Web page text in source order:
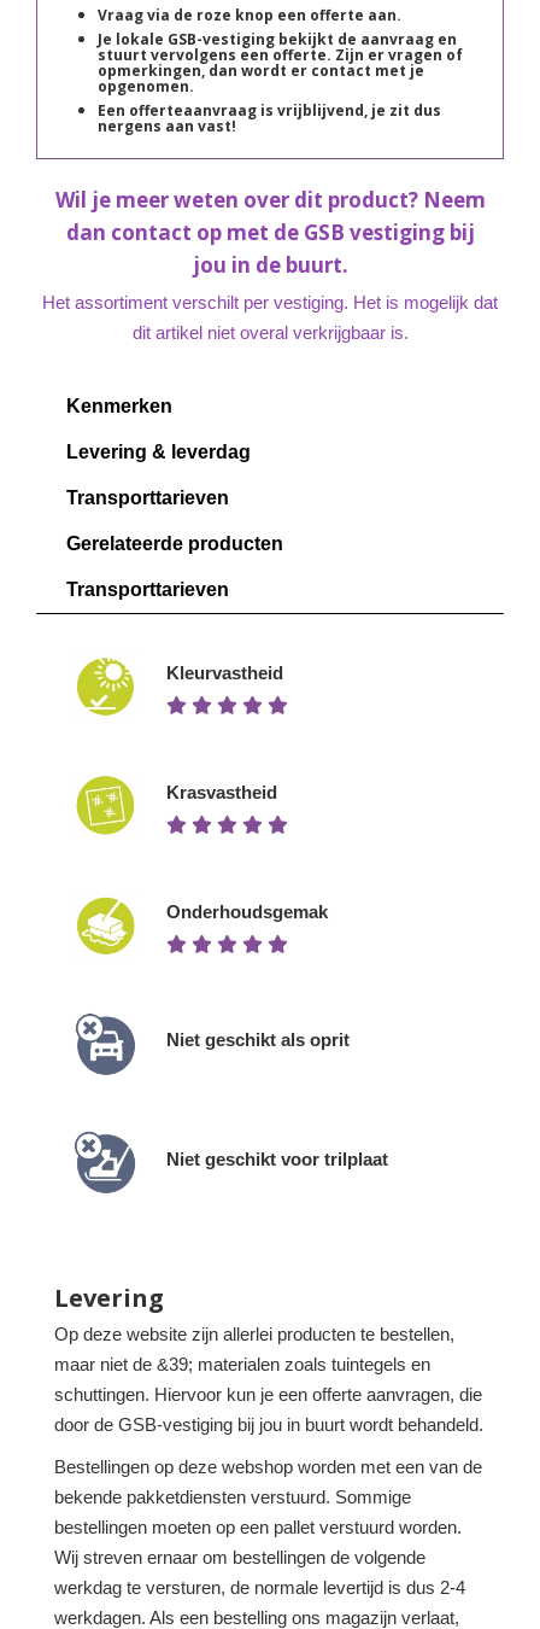
Vraag via de roze knop een offerte aan.
Je lokale GSB-vestiging bekijkt de aanvraag en
stuurt vervolgens een offerte. Zijn er vragen of
opmerkingen, dan wordt er contact met je
opgenomen.
Een offerteaanvraag is vrijblijvend, je zit dus
nergens aan vast!
Wil je meer weten over dit product? Neem
dan contact op met de GSB vestiging bij
jou in de buurt.
Het assortiment verschilt per vestiging. Het is mogelijk dat
dit artikel niet overal verkrijgbaar is.
Kenmerken
Levering & leverdag
Transporttarieven
Gerelateerde producten
Transporttarieven
Kleurvastheid
Krasvastheid
Onderhoudsgemak
Niet geschikt als oprit
Niet geschikt voor trilplaat
Levering
Op deze website zijn allerlei producten te bestellen,
maar niet de &39; materialen zoals tuintegels en
schuttingen. Hiervoor kun je een offerte aanvragen, die
door de GSB-vestiging bij jou in buurt wordt behandeld.
Bestellingen op deze webshop worden met een van de
bekende pakketdiensten verstuurd. Sommige
bestellingen moeten op een pallet verstuurd worden.
Wij streven ernaar om bestellingen de volgende
werkdag te versturen, de normale levertijd is dus 2-4
werkdagen. Als een bestelling ons magazijn verlaat,